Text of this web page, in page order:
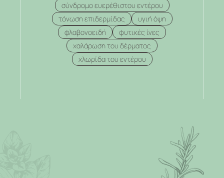
σύνδρομο ευερέθιστου εντέρου
τόνωση επιδερμίδας
υγιή όψη
φλαβονοειδή
φυτικές ίνες
χαλάρωση του δέρματος
χλωρίδα του εντέρου
.